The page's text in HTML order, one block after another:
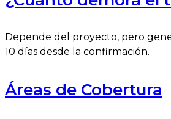
Depende del proyecto, pero
10 días desde la confirmación.
Áreas de Cobertura